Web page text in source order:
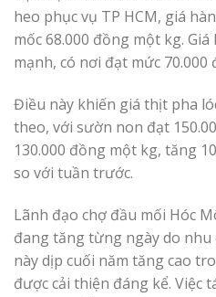
heo phục vụ TP HCM, giá
mốc 68.000 đồng một kg.
mạnh, có nơi đạt mức 70.000
Điều này khiến giá thịt pha
theo, với sườn non đạt
130.000 đồng một kg, tăng
so với tuần trước.
Lãnh đạo chợ đầu mối Hóc
đang tăng từng ngày do nhu
này dịp cuối năm tăng cao
được cải thiện đáng kể. Việc